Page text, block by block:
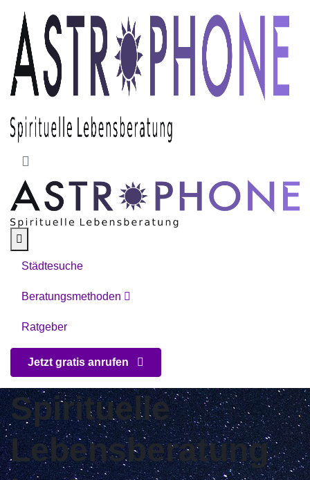
Skip to main content
Städtesuche
Beratungsmethoden
Ratgeber
Jetzt gratis anrufen
Spirituelle
Lebensberatung